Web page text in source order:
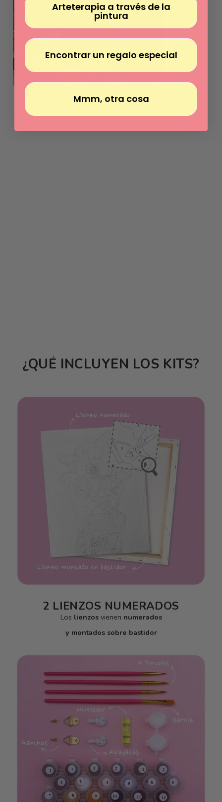
¿QUÉ INCLUYEN LOS KITS?
2 LIENZOS NUMERADOS
Los lienzos vienen numerados
y montados sobre bastidor
Arteterapia a través de la
pintura
Encontrar un regalo especial
Mmm, otra cosa